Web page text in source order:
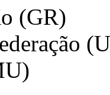
(GR)